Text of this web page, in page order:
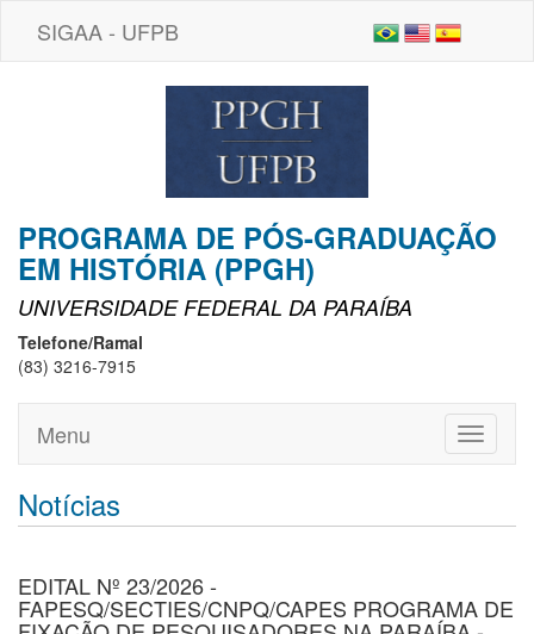
SIGAA - UFPB
PROGRAMA DE PÓS-GRADUAÇÃO
EM HISTÓRIA (PPGH)
UNIVERSIDADE FEDERAL DA PARAÍBA
Telefone/Ramal
(83) 3216-7915
Toggle
Menu
Notícias
EDITAL Nº 23/2026 -
FAPESQ/SECTIES/CNPQ/CAPES PROGRAMA DE